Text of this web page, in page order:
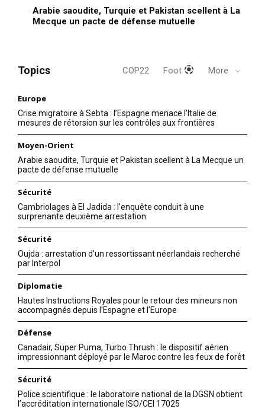
Arabie saoudite, Turquie et Pakistan scellent à La
Mecque un pacte de défense mutuelle
Topics COP22 Foot More
Europe
Crise migratoire à Sebta : l’Espagne menace l’Italie de
mesures de rétorsion sur les contrôles aux frontières
Moyen-Orient
Arabie saoudite, Turquie et Pakistan scellent à La Mecque un
pacte de défense mutuelle
Sécurité
Cambriolages à El Jadida : l’enquête conduit à une
surprenante deuxième arrestation
Sécurité
Oujda : arrestation d’un ressortissant néerlandais recherché
par Interpol
Diplomatie
Hautes Instructions Royales pour le retour des mineurs non
accompagnés depuis l’Espagne et l’Europe
Défense
Canadair, Super Puma, Turbo Thrush : le dispositif aérien
impressionnant déployé par le Maroc contre les feux de forêt
Sécurité
Police scientifique : le laboratoire national de la DGSN obtient
l’accréditation internationale ISO/CEI 17025